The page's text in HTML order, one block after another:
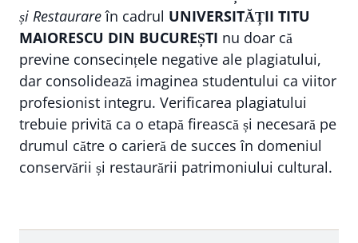
și Restaurareîn cadrul UNIVERSITĂȚII TITU
MAIORESCU DIN BUCUREȘTI nu doar că
previne consecințele negative ale plagiatului,
dar consolidează imaginea studentului ca viitor
profesionist integru. Verificarea plagiatului
trebuie privită ca o etapă firească și necesară pe
drumul către o carieră de succes în domeniul
conservării și restaurării patrimoniului cultural.